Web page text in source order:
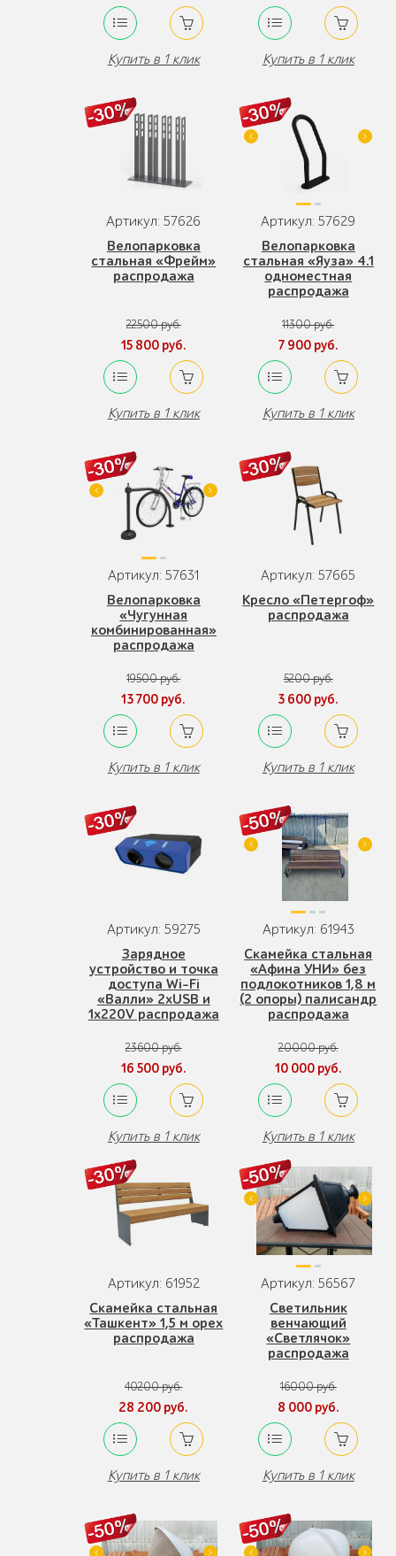
Купить в 1 клик Купить в 1 клик
Артикул: 57626
Велопарковка
стальная «Фрейм»
распродажа
22500 руб.
15 800 руб.
Купить в 1 клик
Артикул: 57629
Велопарковка
стальная «Яуза» 4.1
одноместная
распродажа
11300 руб.
7 900 руб.
Купить в 1 клик
Артикул: 57631
Велопарковка
«Чугунная
комбинированная»
распродажа
19500 руб.
13 700 руб.
Купить в 1 клик
Артикул: 57665
Кресло «Петергоф»
распродажа
5200 руб.
3 600 руб.
Купить в 1 клик
Артикул: 59275
Зарядное
устройство и точка
доступа Wi-Fi
«Валли» 2xUSB и
1x220V распродажа
23600 руб.
16 500 руб.
Купить в 1 клик
Артикул: 61943
Скамейка стальная
«Афина УНИ» без
подлокотников 1,8 м
(2 опоры) палисандр
распродажа
20000 руб.
10 000 руб.
Купить в 1 клик
Артикул: 61952
Скамейка стальная
«Ташкент» 1,5 м орех
распродажа
40200 руб.
28 200 руб.
Купить в 1 клик
Артикул: 56567
Светильник
венчающий
«Светлячок»
распродажа
16000 руб.
8 000 руб.
Купить в 1 клик